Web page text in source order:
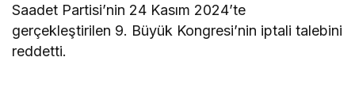
Saadet Partisi’nin 24 Kasım 2024’te
gerçekleştirilen 9. Büyük Kongresi’nin iptali talebini
reddetti.